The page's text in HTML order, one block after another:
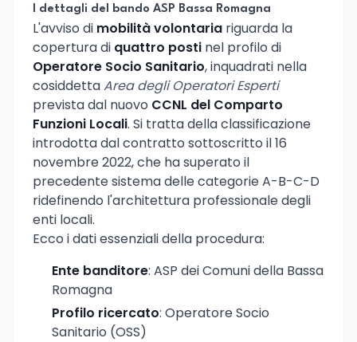
I dettagli del bando ASP Bassa Romagna
L'avviso di mobilità volontaria riguarda la
copertura di quattro posti nel profilo di
Operatore Socio Sanitario, inquadrati nella
cosiddettaArea degli Operatori Esperti
prevista dal nuovo CCNL del Comparto
Funzioni Locali. Si tratta della classificazione
introdotta dal contratto sottoscritto il 16
novembre 2022, che ha superato il
precedente sistema delle categorie A-B-C-D
ridefinendo l'architettura professionale degli
enti locali.
Ecco i dati essenziali della procedura:
Ente banditore: ASP dei Comuni della Bassa
Romagna
Profilo ricercato: Operatore Socio
Sanitario (OSS)